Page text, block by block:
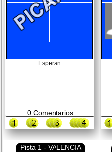
Esperan
0Comentarios
Pista 1 - VALENCIA